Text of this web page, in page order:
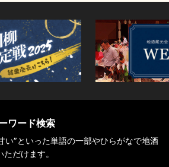
ワード検索
い”といった単語の一部やひらがなで地酒
ただけます。